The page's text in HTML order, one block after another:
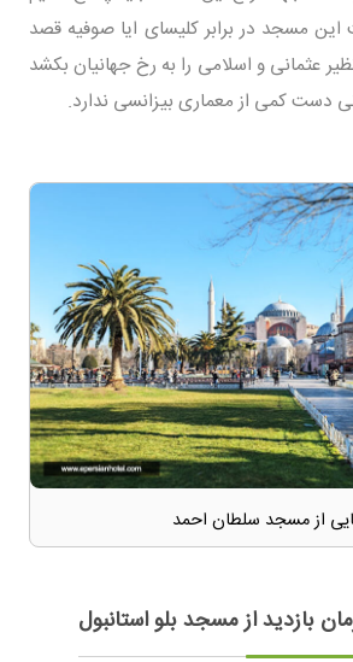
مسجد در برابر کلیسای ایا صوفیه قصد
عثمانی و اسلامی را به رخ جهانیان بکشد
دست کمی از معماری بیزانسی ندارد.
از مسجد سلطان احمد
بازدید از مسجد بلو استانبول